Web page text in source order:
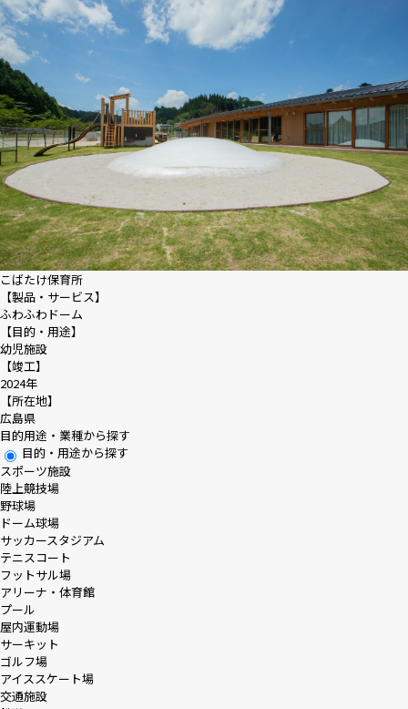
こばたけ保育所
【製品・サービス】
ふわふわドーム
【目的・用途】
幼児施設
【竣工】
2024年
【所在地】
広島県
目的用途・業種から探す
目的・用途から探す
スポーツ施設
陸上競技場
野球場
ドーム球場
サッカースタジアム
テニスコート
フットサル場
アリーナ・体育館
プール
屋内運動場
サーキット
ゴルフ場
アイススケート場
交通施設